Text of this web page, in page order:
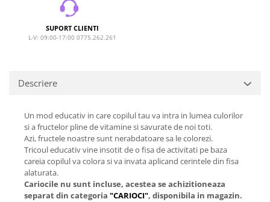
SUPORT CLIENTI
L-V: 09:00-17:00 0775.262.261
Descriere
Un mod educativ in care copilul tau va intra in lumea culorilor
si a fructelor pline de vitamine si savurate de noi toti.
Azi, fructele noastre sunt nerabdatoare sa le colorezi.
Tricoul educativ vine insotit de o fisa de activitati pe baza
careia copilul va colora si va invata aplicand cerintele din fisa
alaturata.
Cariocile nu sunt incluse, acestea se achizitioneaza
separat din categoria "CARIOCI", disponibila in magazin.